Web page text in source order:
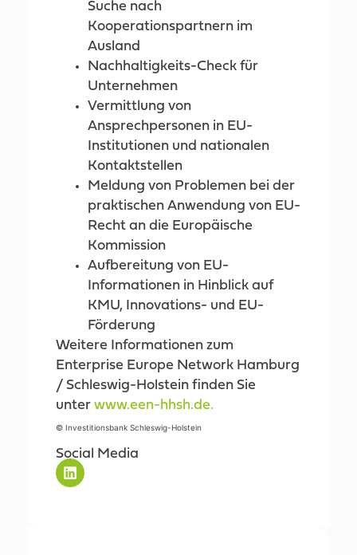
Suche nach
Kooperationspartnern im
Ausland
Nachhaltigkeits-Check für
Unternehmen
Vermittlung von
Ansprechpersonen in EU-
Institutionen und nationalen
Kontaktstellen
Meldung von Problemen bei der
praktischen Anwendung von EU-
Recht an die Europäische
Kommission
Aufbereitung von EU-
Informationen in Hinblick auf
KMU, Innovations- und EU-
Förderung
Weitere Informationen zum
Enterprise Europe Network Hamburg
/ Schleswig-Holstein finden Sie
unter www.een-hhsh.de.
© Investitionsbank Schleswig-Holstein
Social Media